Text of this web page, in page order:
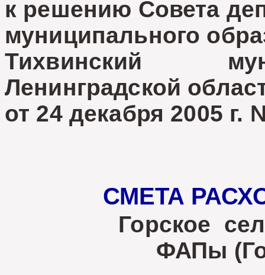
к решению Совета
муниципального
Тихвинский
Ленинградской
от 24 декабря 2005 г.
СМЕТА
Горское
ФАПы